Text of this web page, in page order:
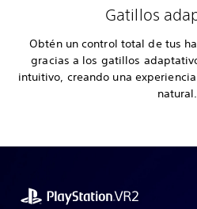
Gatillos
Obtén un control total de tus
gracias a los gatillos
intuitivo, creando una
natural.